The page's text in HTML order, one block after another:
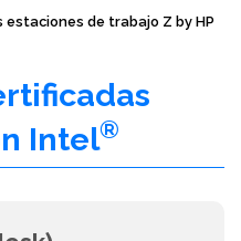
de trabajo Z by HP
Intel®